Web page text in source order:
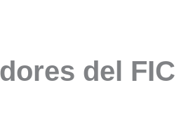
del FIC